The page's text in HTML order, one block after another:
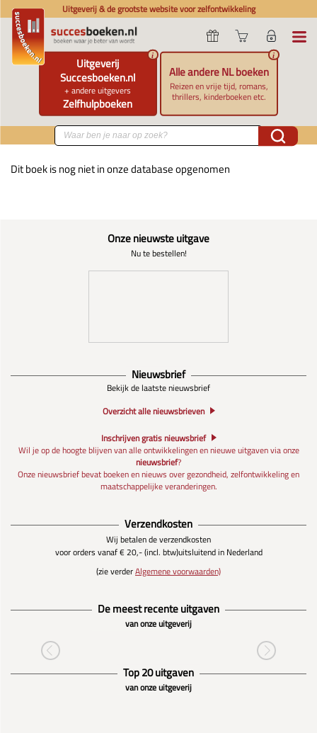
Uitgeverij & de grootste website voor zelfontwikkeling
Uitgeverij
Succesboeken.nl
+ andere uitgevers
Zelfhulpboeken
i
Alle andere NL boeken
Reizen en vrije tijd, romans,
thrillers, kinderboeken etc.
i
Onze nieuwste uitgave
Nu te bestellen!
Nieuwsbrief
Bekijk de laatste nieuwsbrief
Overzicht alle nieuwsbrieven
Inschrijven gratis nieuwsbrief
Wil je op de hoogte blijven van alle ontwikkelingen en nieuwe uitgaven via onze
nieuwsbrief?
Onze nieuwsbrief bevat boeken en nieuws over gezondheid, zelfontwikkeling en
maatschappelijke veranderingen.
Verzendkosten
Wij betalen de verzendkosten
voor orders vanaf € 20,- (incl. btw)uitsluitend in Nederland
(zie verderAlgemene voorwaarden)
De meest recente uitgaven
van onze uitgeverij
Top 20 uitgaven
van onze uitgeverij
Dit boek is nog niet in onze database opgenomen